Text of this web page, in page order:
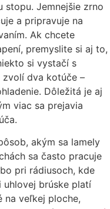
stopu. Jemnejšie zrno
a pripravuje na
Ak chcete
premyslite si aj to,
si vystačí s
zvolí dva kotúče –
Dôležitá je aj
viac sa prejavia
akým sa lamely
sa často pracuje
pri rádiusoch, kde
uhlovej brúske platí
na veľkej ploche,